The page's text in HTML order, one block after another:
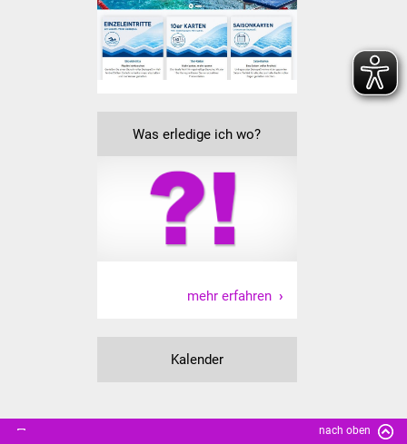
Veranstaltungen
Stadtfest
Einrichtungen
Stadtbücherei
Vereine und Parteien
Was erledige ich wo?
mehr erfahren
Kalender
nach oben